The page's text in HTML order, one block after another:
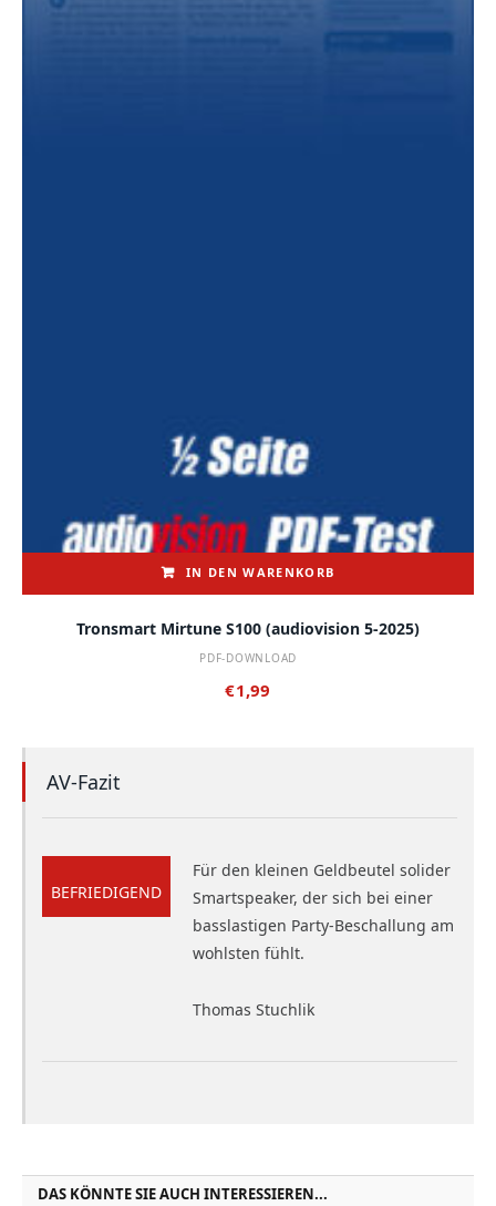
IN DEN WARENKORB
Tronsmart Mirtune S100 (audiovision 5-2025)
PDF-DOWNLOAD
€1,99
AV-Fazit
BEFRIEDIGEND
Für den kleinen Geldbeutel solider
Smartspeaker, der sich bei einer
basslastigen Party-Beschallung am
wohlsten fühlt.
Thomas Stuchlik
DAS KÖNNTE SIE AUCH INTERESSIEREN...